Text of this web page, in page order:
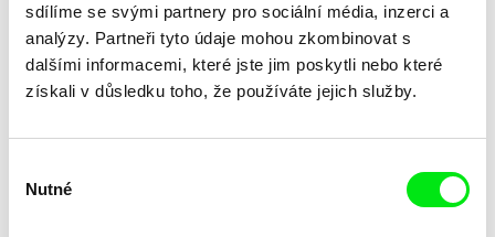
sdílíme se svými partnery pro sociální média, inzerci a
analýzy. Partneři tyto údaje mohou zkombinovat s
dalšími informacemi, které jste jim poskytli nebo které
získali v důsledku toho, že používáte jejich služby.
souhlasu
Nutné
Michaël Bolufer, Fabien
Michaël Bolufer, Fabien